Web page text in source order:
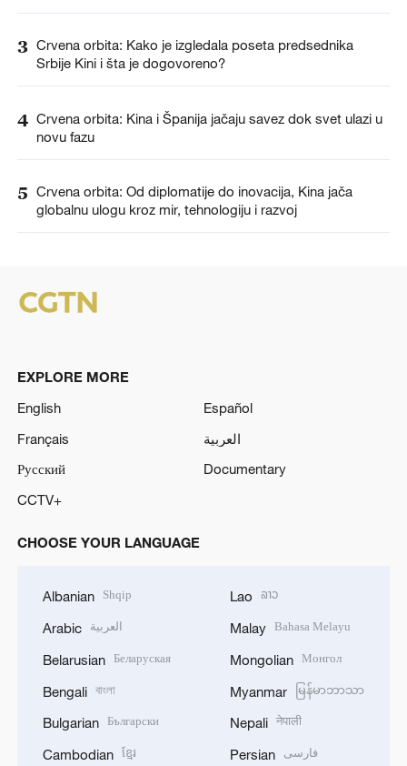
3 Crvena orbita: Kako je izgledala poseta predsednika
Srbije Kini i šta je dogovoreno?
4 Crvena orbita: Kina i Španija jačaju savez dok svet ulazi u
novu fazu
5 Crvena orbita: Od diplomatije do inovacija, Kina jača
globalnu ulogu kroz mir, tehnologiju i razvoj
EXPLORE MORE
English
Español
Français
العربية
Русский
Documentary
CCTV+
CHOOSE YOUR LANGUAGE
Albanian Shqip
Arabic العربية
Belarusian Беларуская
Bengali বাংলা
Bulgarian Български
Cambodian ខ្មែរ
Lao ລາວ
Malay Bahasa Melayu
Mongolian Монгол
Myanmar မြန်မာဘာသာ
Nepali नेपाली
Persian فارسی